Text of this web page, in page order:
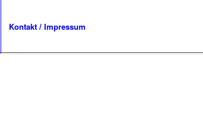
Kontakt / Impressum